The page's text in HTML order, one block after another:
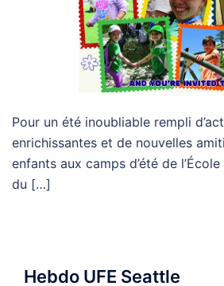
Pour un été inoubliable rempli
enrichissantes et de nouvelles
enfants aux camps d’été de
du […]
Hebdo UFE Seattle